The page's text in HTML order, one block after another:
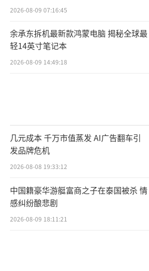
2026-08-09 07:16:45
余承东拆机最新款鸿蒙电脑 揭秘全球最
轻14英寸笔记本
2026-08-09 14:49:18
几元成本 千万市值蒸发 AI广告翻车引
发品牌危机
2026-08-08 19:33:12
中国籍豪华游艇富商之子在泰国被杀 情
感纠纷酿悲剧
2026-08-09 18:11:21